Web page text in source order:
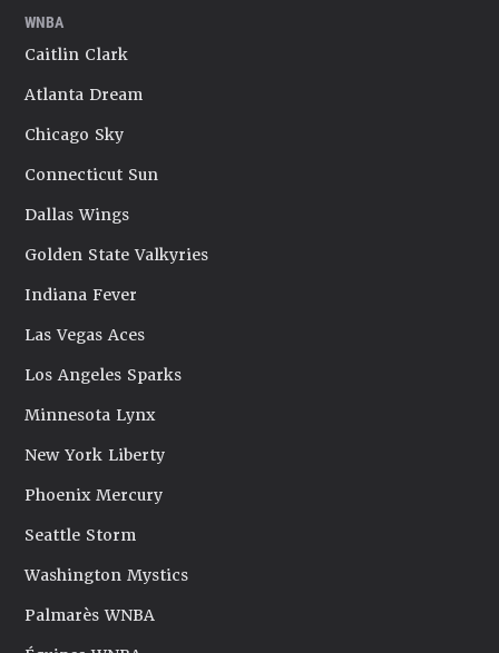
WNBA
Caitlin Clark
Atlanta Dream
Chicago Sky
Connecticut Sun
Dallas Wings
Golden State Valkyries
Indiana Fever
Las Vegas Aces
Los Angeles Sparks
Minnesota Lynx
New York Liberty
Phoenix Mercury
Seattle Storm
Washington Mystics
Palmarès WNBA